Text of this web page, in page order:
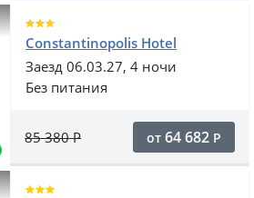
Constantinopolis Hotel
Заезд 06.03.27, 4 ночи
Без питания
85 380Р от 64 682 Р